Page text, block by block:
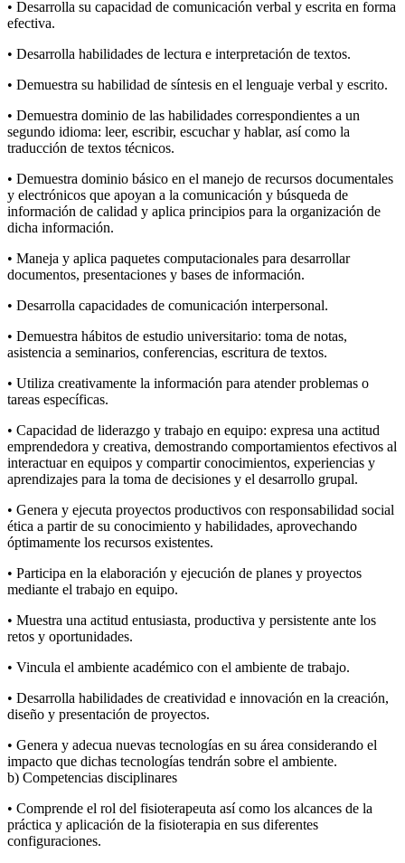
• Desarrolla su capacidad de comunicación verbal y escrita en forma
efectiva.
• Desarrolla habilidades de lectura e interpretación de textos.
• Demuestra su habilidad de síntesis en el lenguaje verbal y escrito.
• Demuestra dominio de las habilidades correspondientes a un
segundo idioma: leer, escribir, escuchar y hablar, así como la
traducción de textos técnicos.
• Demuestra dominio básico en el manejo de recursos documentales
y electrónicos que apoyan a la comunicación y búsqueda de
información de calidad y aplica principios para la organización de
dicha información.
• Maneja y aplica paquetes computacionales para desarrollar
documentos, presentaciones y bases de información.
• Desarrolla capacidades de comunicación interpersonal.
• Demuestra hábitos de estudio universitario: toma de notas,
asistencia a seminarios, conferencias, escritura de textos.
• Utiliza creativamente la información para atender problemas o
tareas específicas.
• Capacidad de liderazgo y trabajo en equipo: expresa una actitud
emprendedora y creativa, demostrando comportamientos efectivos al
interactuar en equipos y compartir conocimientos, experiencias y
aprendizajes para la toma de decisiones y el desarrollo grupal.
• Genera y ejecuta proyectos productivos con responsabilidad social
ética a partir de su conocimiento y habilidades, aprovechando
óptimamente los recursos existentes.
• Participa en la elaboración y ejecución de planes y proyectos
mediante el trabajo en equipo.
• Muestra una actitud entusiasta, productiva y persistente ante los
retos y oportunidades.
• Vincula el ambiente académico con el ambiente de trabajo.
• Desarrolla habilidades de creatividad e innovación en la creación,
diseño y presentación de proyectos.
• Genera y adecua nuevas tecnologías en su área considerando el
impacto que dichas tecnologías tendrán sobre el ambiente.
b) Competencias disciplinares
• Comprende el rol del fisioterapeuta así como los alcances de la
práctica y aplicación de la fisioterapia en sus diferentes
configuraciones.